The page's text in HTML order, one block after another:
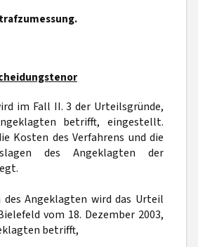
im Fall II. 3 der Urteilsgründe,
betrifft, eingestellt.
Kosten des Verfahrens und die
des Angeklagten der
des Angeklagten wird das Urteil
vom 18. Dezember 2003,
betrifft,